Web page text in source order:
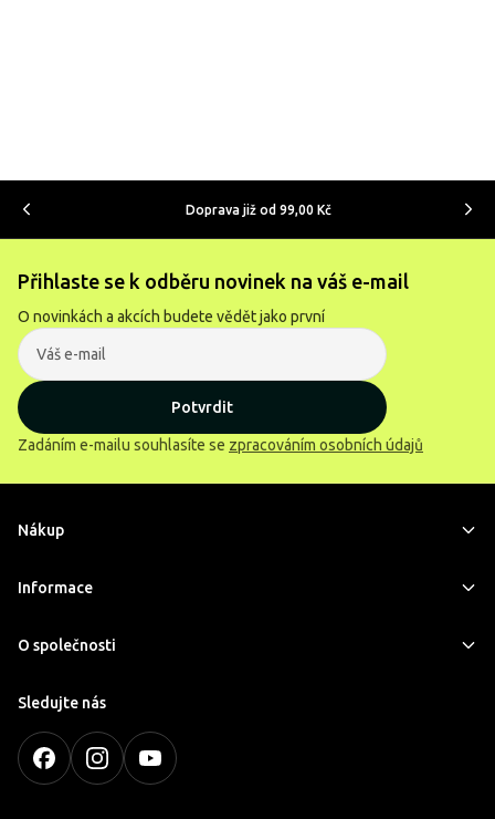
Doprava již od 99,00 Kč
Přihlaste se k odběru novinek na váš e-mail
O novinkách a akcích budete vědět jako první
Potvrdit
Zadáním e-mailu souhlasíte se zpracováním osobních údajů
Nákup
Informace
O společnosti
Sledujte nás